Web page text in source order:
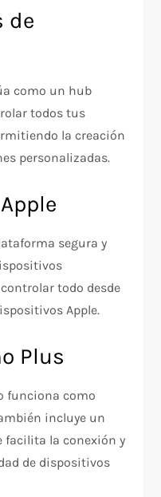
de
como un hub
todos tus
la creación
personalizadas.
segura y
todo desde
Apple.
Plus
funciona como
incluye un
facilita la conexión y
de dispositivos